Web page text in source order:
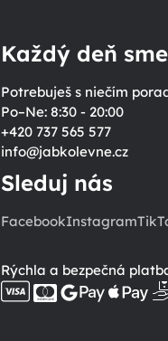
Každý deň
Potrebuješ s niečím
Po–Ne: 8:30 - 20:00
+420 737 565 577
info@jabkolevne.cz
Sleduj nás
FacebookInstagram
Rýchla a bezpečná